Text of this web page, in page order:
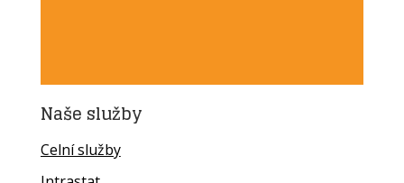
Naše služby
Celní služby